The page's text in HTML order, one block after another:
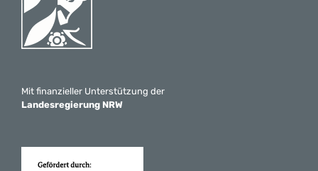
Mit finanzieller Unterstützung der
Landesregierung NRW